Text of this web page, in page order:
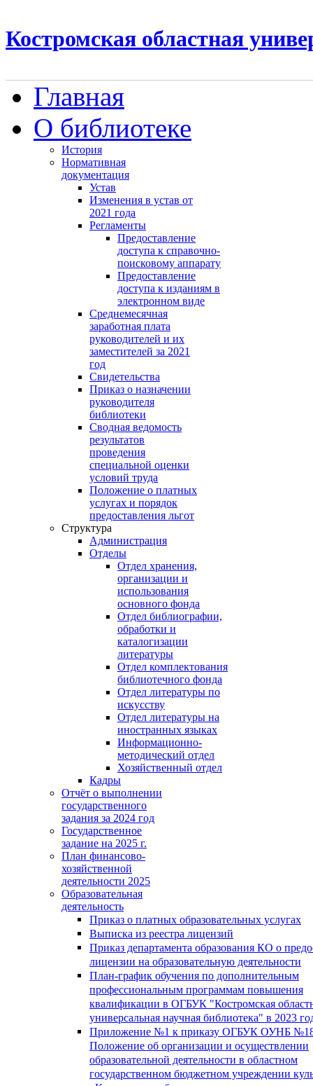
Костромская областная
Главная
О библиотеке
История
Нормативная
документация
Устав
Изменения в устав от
2021 года
Регламенты
Предоставление
доступа к справочно-
поисковому аппарату
Предоставление
доступа к изданиям в
электронном виде
Среднемесячная
заработная плата
руководителей и их
заместителей за 2021
год
Свидетельства
Приказ о назначении
руководителя
библиотеки
Сводная ведомость
результатов
проведения
специальной оценки
условий труда
Положение о платных
услугах и порядок
предоставления льгот
Структура
Администрация
Отделы
Отдел хранения,
организации и
использования
основного фонда
Отдел библиографии,
обработки и
каталогизации
литературы
Отдел комплектования
библиотечного фонда
Отдел литературы по
искусству
Отдел литературы на
иностранных языках
Информационно-
методический отдел
Хозяйственный отдел
Кадры
Отчёт о выполнении
государственного
задания за 2024 год
Государственное
задание на 2025 г.
План финансово-
хозяйственной
деятельности 2025
Образовательная
деятельность
Приказ о платных образовательных услугах
Выписка из реестра лицензий
Приказ департамента образования КО о
лицензии на образовательную деятельности
План-график обучения по дополнительным
профессиональным программам повышения
квалификации в ОГБУК "Костромская
универсальная научная библиотека" в 2023
Приложение №1 к приказу ОГБУК ОУНБ
Положение об организации и осуществлении
образовательной деятельности в областном
государственном бюджетном учреждении